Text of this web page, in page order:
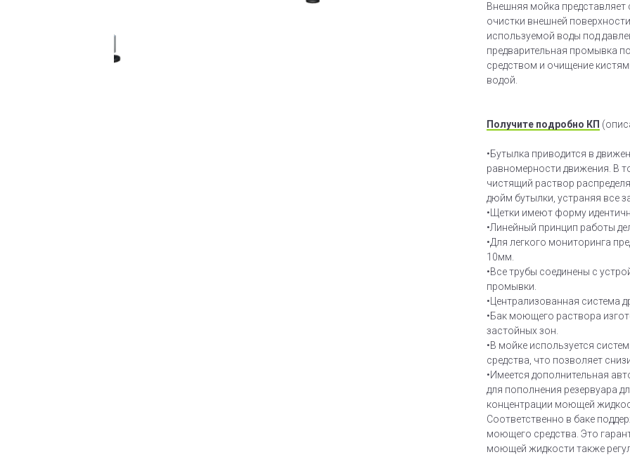
Внешняя мойка представляет
очистки внешней
используемой воды под
предварительная промывка
средством и очищение
водой.
Получите подробно КП
•Бутылка приводится в
равномерности движения. В
чистящий раствор
дюйм бутылки, устраняя все
•Щетки имеют форму
•Линейный принцип работы
•Для легкого мониторинга
10мм.
•Все трубы соединены с
промывки.
•Централизованная система
•Бак моющего раствора
застойных зон.
•В мойке используется
средства, что позволяет
•Имеется дополнительная
для пополнения резервуара
концентрации моющей
Соответственно в баке
моющего средства. Это
моющей жидкости также